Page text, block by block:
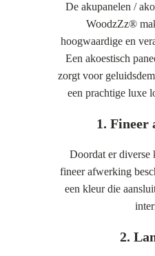
De akupanelen /
WoodzZz®
hoogwaardige en
Een akoestisch
zorgt voor
een prachtige luxe
1. Fineer
Doordat er diverse
fineer afwerking
een kleur die
2.